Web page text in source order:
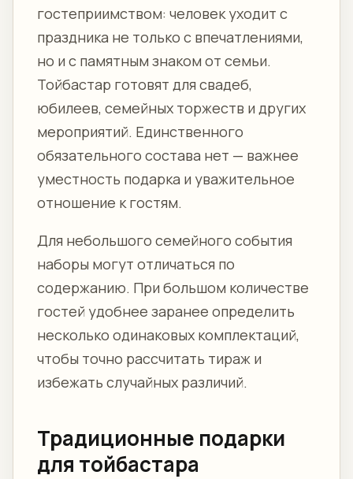
гостеприимством: человек уходит с
праздника не только с впечатлениями,
но и с памятным знаком от семьи.
Тойбастар готовят для свадеб,
юбилеев, семейных торжеств и других
мероприятий. Единственного
обязательного состава нет — важнее
уместность подарка и уважительное
отношение к гостям.
Для небольшого семейного события
наборы могут отличаться по
содержанию. При большом количестве
гостей удобнее заранее определить
несколько одинаковых комплектаций,
чтобы точно рассчитать тираж и
избежать случайных различий.
Традиционные подарки
для тойбастара